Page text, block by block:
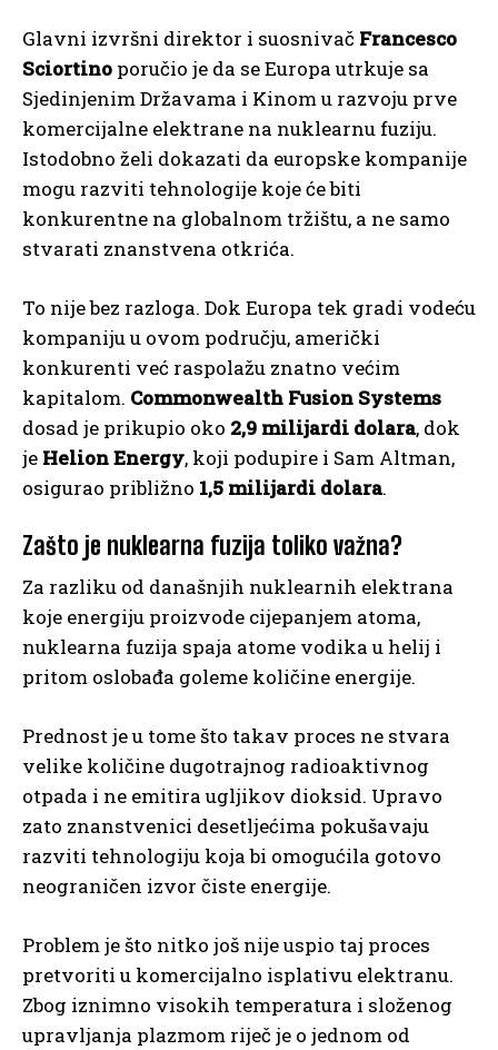
Glavni izvršni direktor i suosnivač Francesco
Sciortino poručio je da se Europa utrkuje sa
Sjedinjenim Državama i Kinom u razvoju prve
komercijalne elektrane na nuklearnu fuziju.
Istodobno želi dokazati da europske kompanije
mogu razviti tehnologije koje će biti
konkurentne na globalnom tržištu, a ne samo
stvarati znanstvena otkrića.
To nije bez razloga. Dok Europa tek gradi vodeću
kompaniju u ovom području, američki
konkurenti već raspolažu znatno većim
kapitalom. Commonwealth Fusion Systems
dosad je prikupio oko 2,9 milijardi dolara, dok
je Helion Energy, koji podupire i Sam Altman,
osigurao približno 1,5 milijardi dolara.
Zašto je nuklearna fuzija toliko važna?
Za razliku od današnjih nuklearnih elektrana
koje energiju proizvode cijepanjem atoma,
nuklearna fuzija spaja atome vodika u helij i
pritom oslobađa goleme količine energije.
Prednost je u tome što takav proces ne stvara
velike količine dugotrajnog radioaktivnog
otpada i ne emitira ugljikov dioksid. Upravo
zato znanstvenici desetljećima pokušavaju
razviti tehnologiju koja bi omogućila gotovo
neograničen izvor čiste energije.
Problem je što nitko još nije uspio taj proces
pretvoriti u komercijalno isplativu elektranu.
Zbog iznimno visokih temperatura i složenog
upravljanja plazmom riječ je o jednom od